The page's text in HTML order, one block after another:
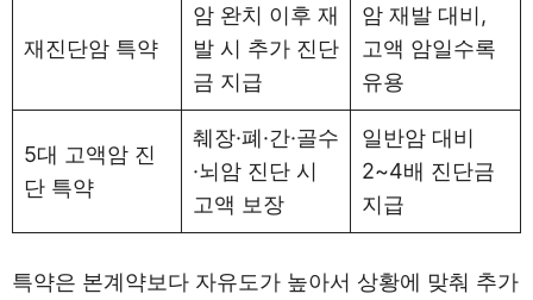
재진단암 특약
암 완치 이후 재
발 시 추가 진단
금 지급
암 재발 대비,
고액 암일수록
유용
5대 고액암 진
단 특약
췌장·폐·간·골수
·뇌암 진단 시
고액 보장
일반암 대비
2~4배 진단금
지급
특약은 본계약보다 자유도가 높아서 상황에 맞춰 추가